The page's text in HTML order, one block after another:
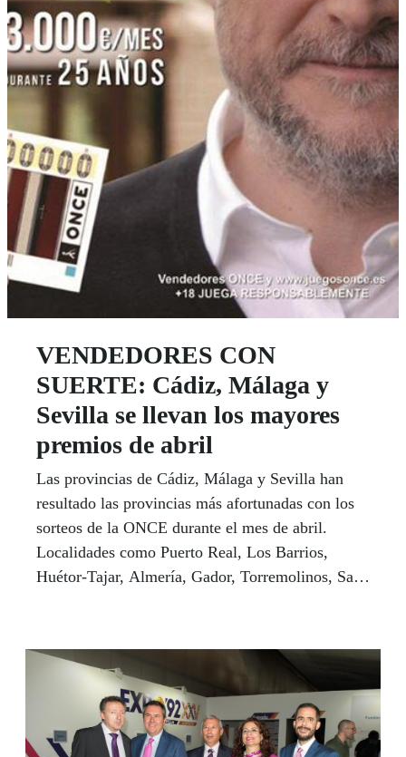
VENDEDORES CON
SUERTE: Cádiz, Málaga y
Sevilla se llevan los mayores
premios de abril
Las provincias de Cádiz, Málaga y Sevilla han
resultado las provincias más afortunadas con los
sorteos de la ONCE durante el mes de abril.
Localidades como Puerto Real, Los Barrios,
Huétor-Tajar, Almería, Gador, Torremolinos, San
que han vivido en primera persona este mes
pasado la ilusión que reparte la ONCE todos los
días gracias a nuestros vendedores.